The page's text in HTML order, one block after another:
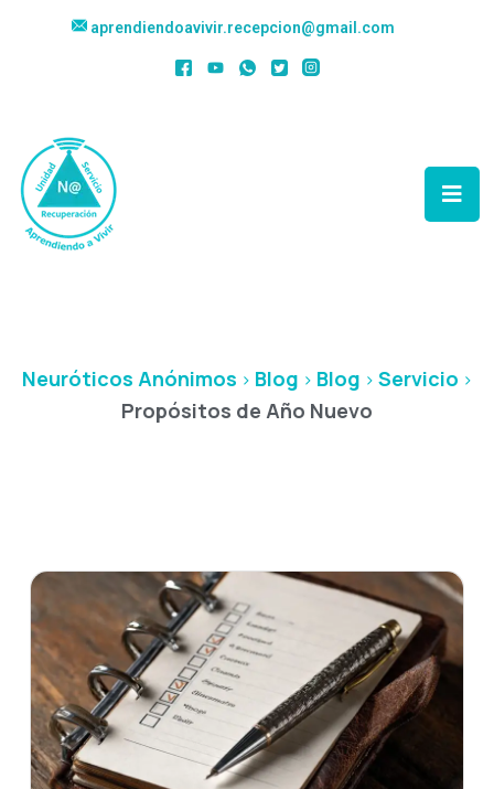
aprendiendoavivir.recepcion@gmail.com
Neuróticos Anónimos > Blog > Blog > Servicio >
Propósitos de Año Nuevo